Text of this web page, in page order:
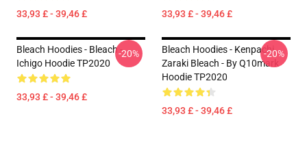
33,93 £ - 39,46 £ 33,93 £ - 39,46 £
Bleach Hoodies - Bleach -
Ichigo Hoodie TP2020
33,93 £ - 39,46 £
-20%
Bleach Hoodies - Kenpachi
Zaraki Bleach - By Q10mark
Hoodie TP2020
33,93 £ - 39,46 £
-20%